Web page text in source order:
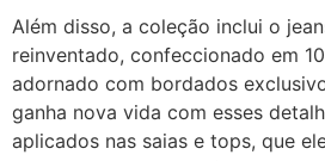
Além disso, a coleção inclui o
reinventado, confeccionado em
adornado com bordados
ganha nova vida com esses
aplicados nas saias e tops, que